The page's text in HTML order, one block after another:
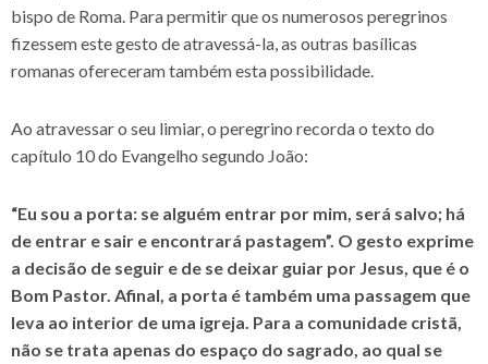
bispo de Roma. Para permitir que os numerosos peregrinos
fizessem este gesto de atravessá-la, as outras basílicas
romanas ofereceram também esta possibilidade.
Ao atravessar o seu limiar, o peregrino recorda o texto do
capítulo 10 do Evangelho segundo João:
“Eu sou a porta: se alguém entrar por mim, será salvo; há
de entrar e sair e encontrará pastagem”. O gesto exprime
a decisão de seguir e de se deixar guiar por Jesus, que é o
Bom Pastor. Afinal, a porta é também uma passagem que
leva ao interior de uma igreja. Para a comunidade cristã,
não se trata apenas do espaço do sagrado, ao qual se